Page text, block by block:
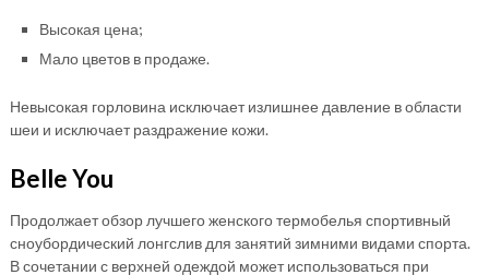
Высокая цена;
Мало цветов в продаже.
Невысокая горловина исключает излишнее давление в области
шеи и исключает раздражение кожи.
Belle You
Продолжает обзор лучшего женского термобелья спортивный
сноубордический лонгслив для занятий зимними видами спорта.
В сочетании с верхней одеждой может использоваться при